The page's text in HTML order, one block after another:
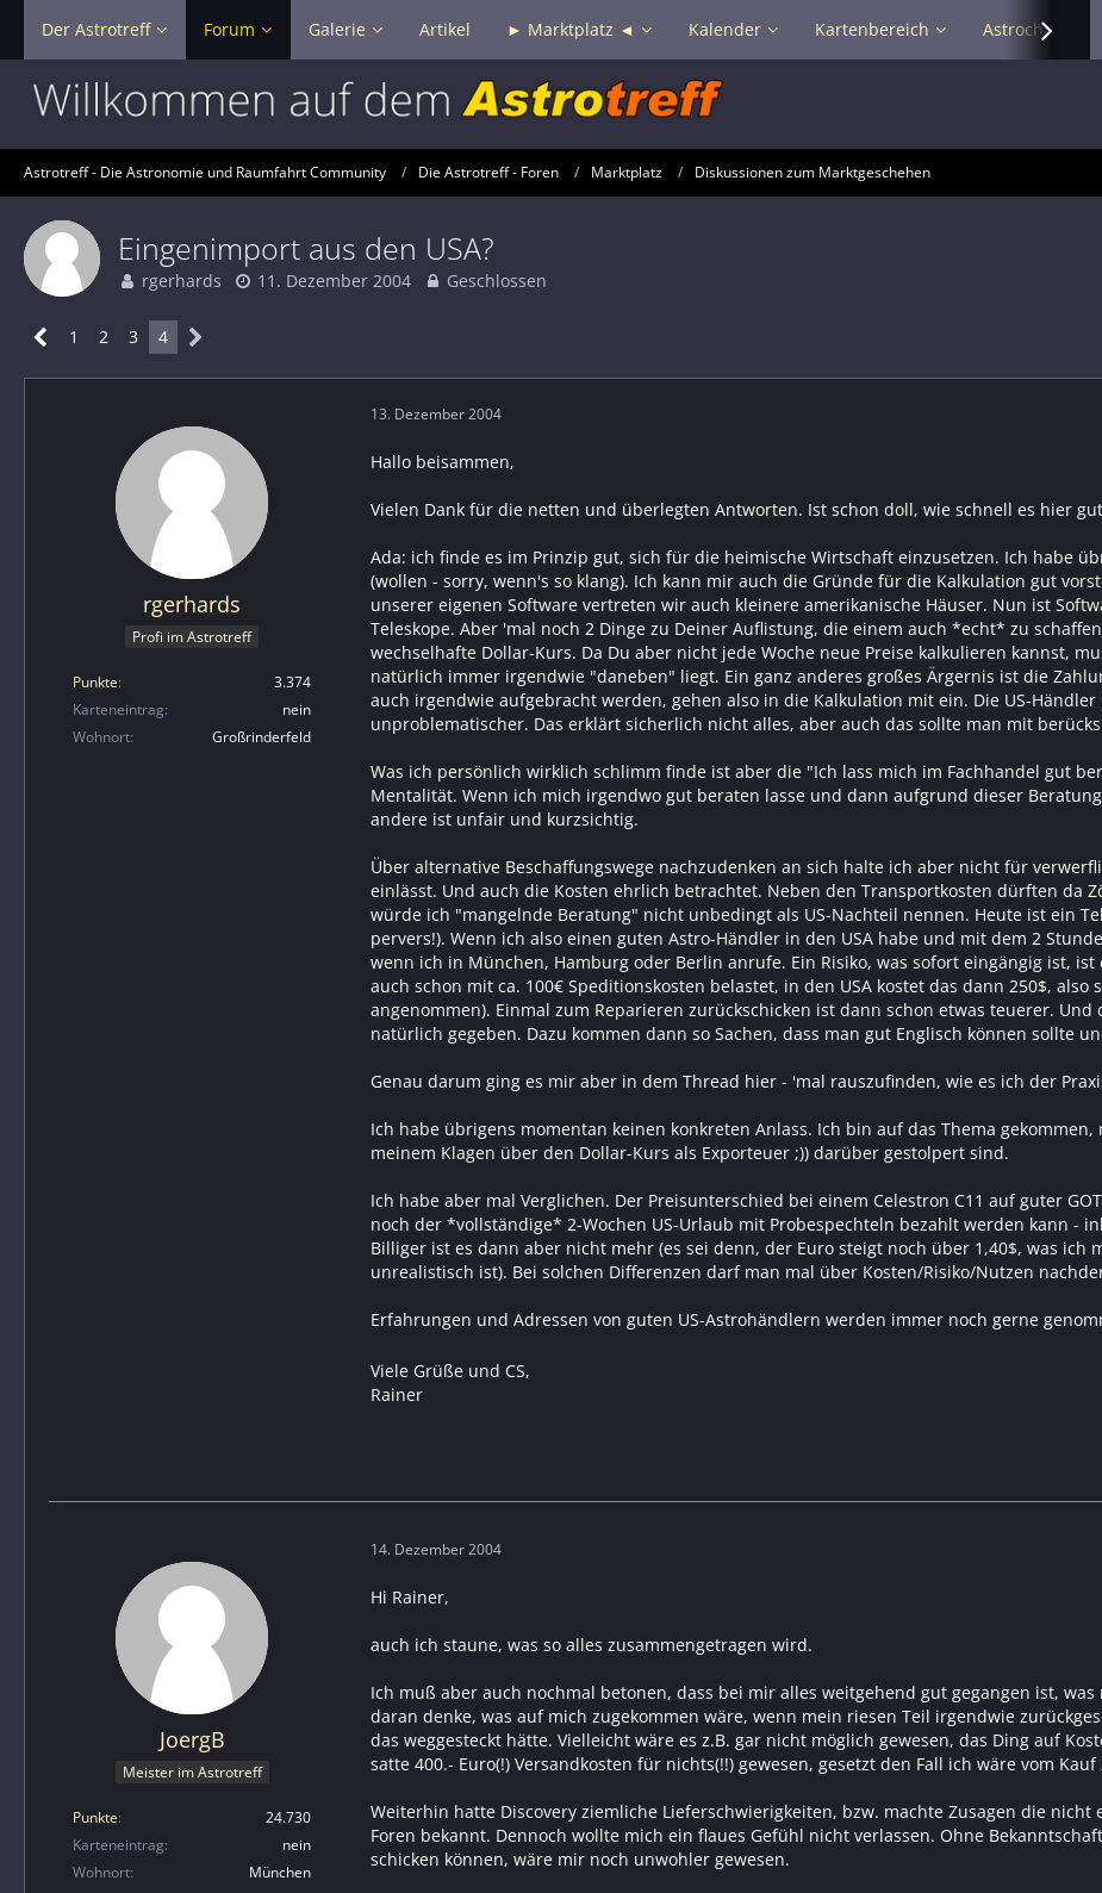
Der Astrotreff Forum Galerie Artikel ► Marktplatz ◄ Kalender Kartenbereich Astrochat -
Astrotreff - Die Astronomie und Raumfahrt Community Die Astrotreff - Foren Marktplatz Diskussionen zum Marktgeschehen
Eingenimport aus den USA?
rgerhards 11. Dezember 2004 Geschlossen
1 2 3 4
rgerhards
Profi im Astrotreff
Punkte
3.374
Karteneintrag
nein
Wohnort
Großrinderfeld
13. Dezember 2004
Hallo beisammen,
Vielen Dank für die netten und überlegten Antworten. Ist schon doll, wie schnell es hier
Ada: ich finde es im Prinzip gut, sich für die heimische Wirtschaft einzusetzen. Ich habe
(wollen - sorry, wenn's so klang). Ich kann mir auch die Gründe für die Kalkulation gut
unserer eigenen Software vertreten wir auch kleinere amerikanische Häuser. Nun ist
Teleskope. Aber 'mal noch 2 Dinge zu Deiner Auflistung, die einem auch *echt* zu
wechselhafte Dollar-Kurs. Da Du aber nicht jede Woche neue Preise kalkulieren kannst,
natürlich immer irgendwie "daneben" liegt. Ein ganz anderes großes Ärgernis ist die
auch irgendwie aufgebracht werden, gehen also in die Kalkulation mit ein. Die US-
unproblematischer. Das erklärt sicherlich nicht alles, aber auch das sollte man mit
Was ich persönlich wirklich schlimm finde ist aber die "Ich lass mich im Fachhandel gut
Mentalität. Wenn ich mich irgendwo gut beraten lasse und dann aufgrund dieser
andere ist unfair und kurzsichtig.
Über alternative Beschaffungswege nachzudenken an sich halte ich aber nicht für
einlässt. Und auch die Kosten ehrlich betrachtet. Neben den Transportkosten dürften da
würde ich "mangelnde Beratung" nicht unbedingt als US-Nachteil nennen. Heute ist ein
pervers!). Wenn ich also einen guten Astro-Händler in den USA habe und mit dem 2
wenn ich in München, Hamburg oder Berlin anrufe. Ein Risiko, was sofort eingängig ist,
auch schon mit ca. 100€ Speditionskosten belastet, in den USA kostet das dann 250$,
angenommen). Einmal zum Reparieren zurückschicken ist dann schon etwas teuerer.
natürlich gegeben. Dazu kommen dann so Sachen, dass man gut Englisch können sollte
Genau darum ging es mir aber in dem Thread hier - 'mal rauszufinden, wie es ich der
Ich habe übrigens momentan keinen konkreten Anlass. Ich bin auf das Thema
meinem Klagen über den Dollar-Kurs als Exporteuer ;)) darüber gestolpert sind.
Ich habe aber mal Verglichen. Der Preisunterschied bei einem Celestron C11 auf guter
noch der *vollständige* 2-Wochen US-Urlaub mit Probespechteln bezahlt werden kann -
Billiger ist es dann aber nicht mehr (es sei denn, der Euro steigt noch über 1,40$, was
unrealistisch ist). Bei solchen Differenzen darf man mal über Kosten/Risiko/Nutzen
Erfahrungen und Adressen von guten US-Astrohändlern werden immer noch gerne
Viele Grüße und CS,
Rainer
JoergB
Meister im Astrotreff
Punkte
24.730
Karteneintrag
nein
Wohnort
München
14. Dezember 2004
Hi Rainer,
auch ich staune, was so alles zusammengetragen wird.
Ich muß aber auch nochmal betonen, dass bei mir alles weitgehend gut gegangen ist,
daran denke, was auf mich zugekommen wäre, wenn mein riesen Teil irgendwie
das weggesteckt hätte. Vielleicht wäre es z.B. gar nicht möglich gewesen, das Ding auf
satte 400.- Euro(!) Versandkosten für nichts(!!) gewesen, gesetzt den Fall ich wäre vom
Weiterhin hatte Discovery ziemliche Lieferschwierigkeiten, bzw. machte Zusagen die
Foren bekannt. Dennoch wollte mich ein flaues Gefühl nicht verlassen. Ohne
schicken können, wäre mir noch unwohler gewesen.